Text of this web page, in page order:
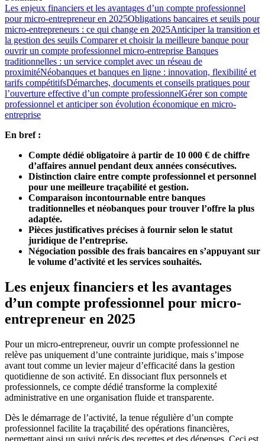
Les enjeux financiers et les avantages d’un compte professionnel
pour micro-entrepreneur en 2025Obligations bancaires et seuils pour
micro-entrepreneurs : ce qui change en 2025Anticiper la transition et
la gestion des seuils Comparer et choisir la meilleure banque pour
ouvrir un compte professionnel micro-entreprise Banques
traditionnelles : un service complet avec un réseau de
proximitéNéobanques et banques en ligne : innovation, flexibilité et
tarifs compétitifsDémarches, documents et conseils pratiques pour
l’ouverture effective d’un compte professionnelGérer son compte
professionnel et anticiper son évolution économique en micro-
entreprise
En bref :
Compte dédié obligatoire à partir de 10 000 € de chiffre
d’affaires annuel pendant deux années consécutives.
Distinction claire entre compte professionnel et personnel
pour une meilleure traçabilité et gestion.
Comparaison incontournable entre banques
traditionnelles et néobanques pour trouver l’offre la plus
adaptée.
Pièces justificatives précises à fournir selon le statut
juridique de l’entreprise.
Négociation possible des frais bancaires en s’appuyant sur
le volume d’activité et les services souhaités.
Les enjeux financiers et les avantages
d’un compte professionnel pour micro-
entrepreneur en 2025
Pour un micro-entrepreneur, ouvrir un compte professionnel ne
relève pas uniquement d’une contrainte juridique, mais s’impose
avant tout comme un levier majeur d’efficacité dans la gestion
quotidienne de son activité. En dissociant flux personnels et
professionnels, ce compte dédié transforme la complexité
administrative en une organisation fluide et transparente.
Dès le démarrage de l’activité, la tenue régulière d’un compte
professionnel facilite la traçabilité des opérations financières,
permettant ainsi un suivi précis des recettes et des dépenses. Ceci est